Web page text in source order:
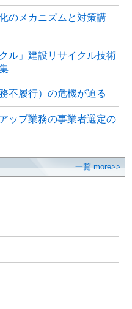
のメカニズムと対策講
ル」建設リサイクル技術
不履行）の危機が迫る
ップ業務の事業者選定の
一覧 more>>